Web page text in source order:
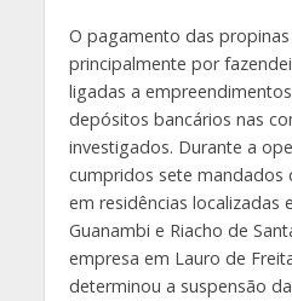
O pagamento das
principalmente por
ligadas a
depósitos bancários nas
investigados. Durante a
cumpridos sete mandados
em residências localizadas
Guanambi e Riacho de
empresa em Lauro de
determinou a suspensão